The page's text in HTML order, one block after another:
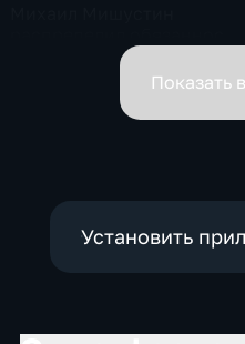
вице-премьеров
Показать
Установить